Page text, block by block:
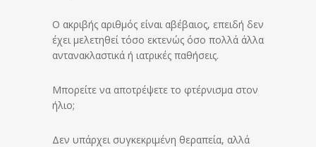
Ο ακριβής αριθμός είναι αβέβαιος, επειδή δεν
έχει μελετηθεί τόσο εκτενώς όσο πολλά άλλα
αντανακλαστικά ή ιατρικές παθήσεις.
Μπορείτε να αποτρέψετε το φτέρνισμα στον
ήλιο;
Δεν υπάρχει συγκεκριμένη θεραπεία, αλλά